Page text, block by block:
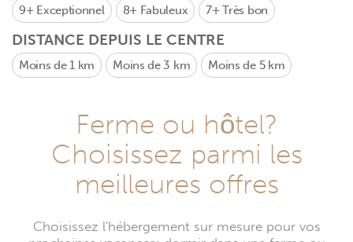
9+ Exceptionnel 8+ Fabuleux 7+Très bon
DISTANCE DEPUIS LE CENTRE
Moins de 1 km Moins de 3 km Moins de 5 km
Ferme ou hôtel?
Choisissez parmi les
meilleures offres
Choisissez l'hébergement sur mesure pour vos